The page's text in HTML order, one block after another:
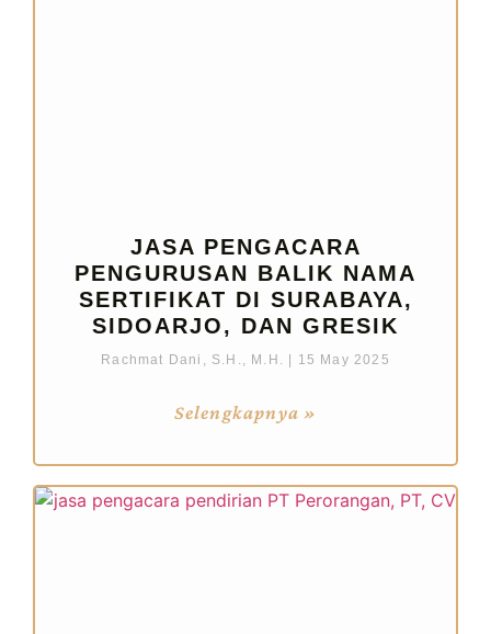
JASA PENGACARA
PENGURUSAN BALIK NAMA
SERTIFIKAT DI SURABAYA,
SIDOARJO, DAN GRESIK
Rachmat Dani, S.H., M.H. 15 May 2025
Selengkapnya »